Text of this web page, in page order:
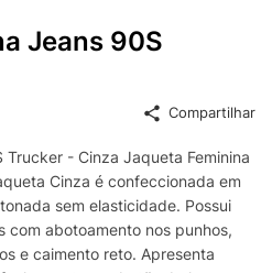
Jeans 90S
Compartilhar
- Cinza Jaqueta Feminina
Cinza é confeccionada em
sem elasticidade. Possui
com abotoamento nos punhos,
e caimento reto. Apresenta